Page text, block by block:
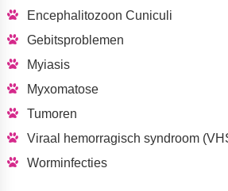
Encephalitozoon Cuniculi
Gebitsproblemen
Myiasis
Myxomatose
Tumoren
Viraal hemorragisch syndroom
Worminfecties